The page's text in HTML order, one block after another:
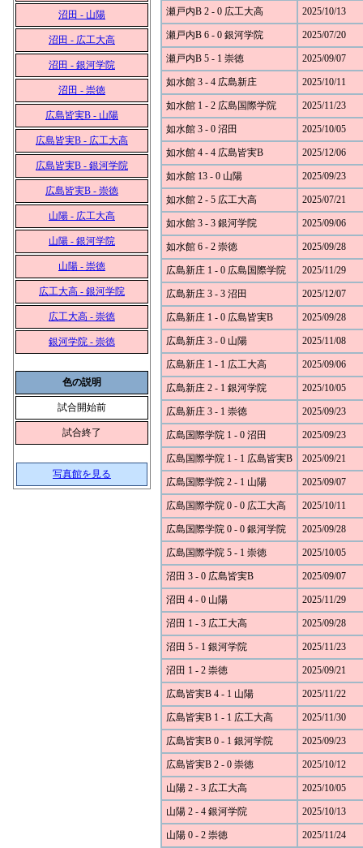
沼田 - 山陽
沼田 - 広工大高
沼田 - 銀河学院
沼田 - 崇徳
広島皆実B - 山陽
広島皆実B - 広工大高
広島皆実B - 銀河学院
広島皆実B - 崇徳
山陽 - 広工大高
山陽 - 銀河学院
山陽 - 崇徳
広工大高 - 銀河学院
広工大高 - 崇徳
銀河学院 - 崇徳
色の説明
試合開始前
試合終了
写真館を見る
瀬戸内B 2 - 0 広工大高 2025/10/13
瀬戸内B 6 - 0 銀河学院 2025/07/20
瀬戸内B 5 - 1 崇徳 2025/09/07
如水館 3 - 4 広島新庄 2025/10/11
如水館 1 - 2 広島国際学院 2025/11/23
如水館 3 - 0 沼田 2025/10/05
如水館 4 - 4 広島皆実B 2025/12/06
如水館 13 - 0 山陽 2025/09/23
如水館 2 - 5 広工大高 2025/07/21
如水館 3 - 3 銀河学院 2025/09/06
如水館 6 - 2 崇徳 2025/09/28
広島新庄 1 - 0 広島国際学院 2025/11/29
広島新庄 3 - 3 沼田 2025/12/07
広島新庄 1 - 0 広島皆実B 2025/09/28
広島新庄 3 - 0 山陽 2025/11/08
広島新庄 1 - 1 広工大高 2025/09/06
広島新庄 2 - 1 銀河学院 2025/10/05
広島新庄 3 - 1 崇徳 2025/09/23
広島国際学院 1 - 0 沼田 2025/09/23
広島国際学院 1 - 1 広島皆実B 2025/09/21
広島国際学院 2 - 1 山陽 2025/09/07
広島国際学院 0 - 0 広工大高 2025/10/11
広島国際学院 0 - 0 銀河学院 2025/09/28
広島国際学院 5 - 1 崇徳 2025/10/05
沼田 3 - 0 広島皆実B 2025/09/07
沼田 4 - 0 山陽 2025/11/29
沼田 1 - 3 広工大高 2025/09/28
沼田 5 - 1 銀河学院 2025/11/23
沼田 1 - 2 崇徳 2025/09/21
広島皆実B 4 - 1 山陽 2025/11/22
広島皆実B 1 - 1 広工大高 2025/11/30
広島皆実B 0 - 1 銀河学院 2025/09/23
広島皆実B 2 - 0 崇徳 2025/10/12
山陽 2 - 3 広工大高 2025/10/05
山陽 2 - 4 銀河学院 2025/10/13
山陽 0 - 2 崇徳 2025/11/24